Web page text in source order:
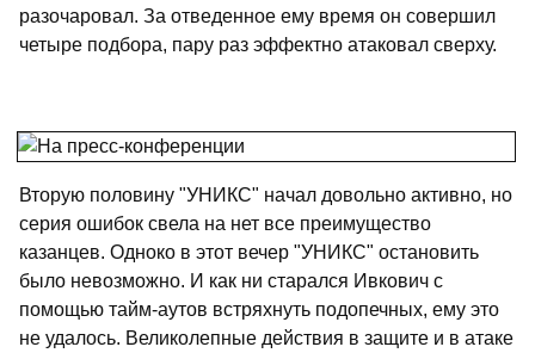
разочаровал. За отведенное ему время он совершил
четыре подбора, пару раз эффектно атаковал сверху.
Вторую половину "УНИКС" начал довольно активно, но
серия ошибок свела на нет все преимущество
казанцев. Одноко в этот вечер "УНИКС" остановить
было невозможно. И как ни старался Ивкович с
помощью тайм-аутов встряхнуть подопечных, ему это
не удалось. Великолепные действия в защите и в атаке